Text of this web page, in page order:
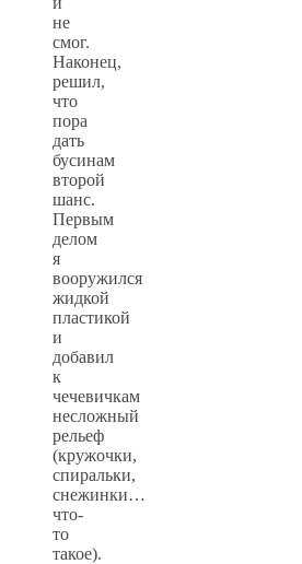
не
смог.
Наконец,
решил,
что
пора
дать
бусинам
второй
шанс.
Первым
делом
я
вооружился
жидкой
пластикой
и
добавил
к
чечевичкам
несложный
рельеф
(кружочки,
спиральки,
снежинки…
что-
то
такое).